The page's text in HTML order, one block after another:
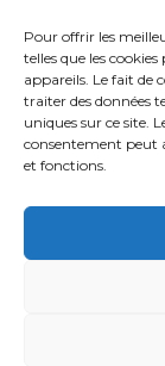
Pour offrir les
telles que les
appareils. Le fait de
traiter des données
uniques sur ce site.
consentement peut
et fonctions.
Belen
CHF28.00
Choix des